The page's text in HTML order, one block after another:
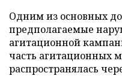
Одним из основных
предполагаемые
агитационной
часть агитационных
распространялась